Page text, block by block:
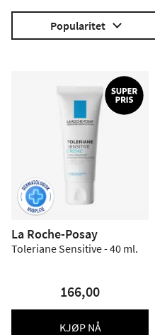
Popularitet
La Roche-Posay
Toleriane Sensitive - 40 ml.
166,00
KJØP NÅ